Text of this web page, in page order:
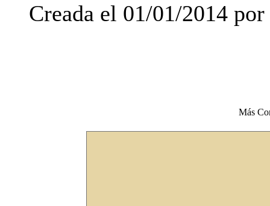
Creada el 01/01/2014
Más